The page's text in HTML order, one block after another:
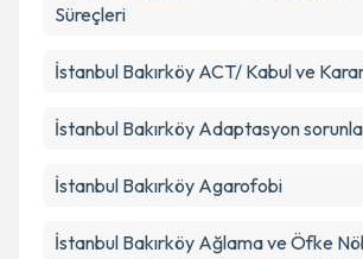
Süreçleri
İstanbul Bakırköy ACT/ Kabul ve
İstanbul Bakırköy Adaptasyon
İstanbul Bakırköy Agarofobi
İstanbul Bakırköy Ağlama ve Öfke